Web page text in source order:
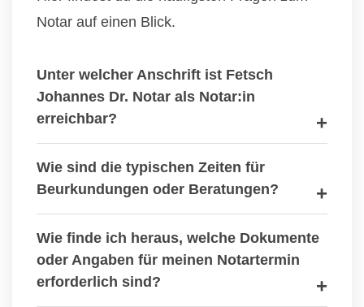
Notar auf einen Blick.
Unter welcher Anschrift ist Fetsch
Johannes Dr. Notar als Notar:in
erreichbar?
Wie sind die typischen Zeiten für
Beurkundungen oder Beratungen?
Wie finde ich heraus, welche Dokumente
oder Angaben für meinen Notartermin
erforderlich sind?